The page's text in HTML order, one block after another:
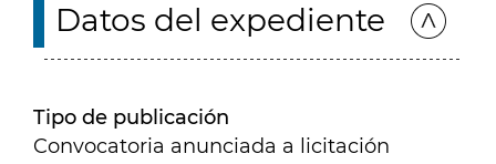
Datos del expediente
Tipo de publicación
Convocatoria anunciada a licitación